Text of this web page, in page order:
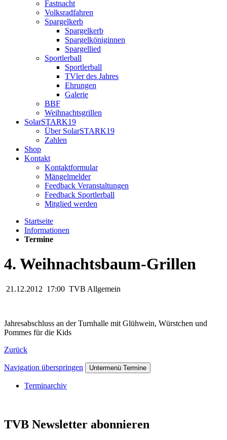
Fastnacht
Volksradfahren
Spargelkerb
Spargelkerb
Spargelköniginnen
Spargellied
Sportlerball
Sportlerball
TVler des Jahres
Ehrungen
Galerie
BBF
Weihnachtsgrillen
SolarSTARK19
Über SolarSTARK19
Zahlen
Shop
Kontakt
Kontaktformular
Mängelmelder
Feedback Veranstaltungen
Feedback Sportlerball
Mitglied werden
Startseite
Informationen
Termine
4. Weihnachtsbaum-Grillen
21.12.2012 17:00 TVB Allgemein
Jahresabschluss an der Turnhalle mit Glühwein, Würstchen und
Pommes für die Kids
Zurück
Navigation überspringen Untermenü Termine
Terminarchiv
TVB Newsletter abonnieren